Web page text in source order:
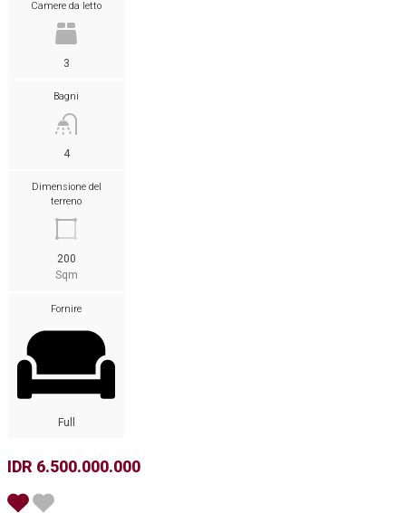
Camere da letto
3
Bagni
4
Dimensione del
terreno
200
Sqm
Fornire
Full
IDR 6.500.000.000